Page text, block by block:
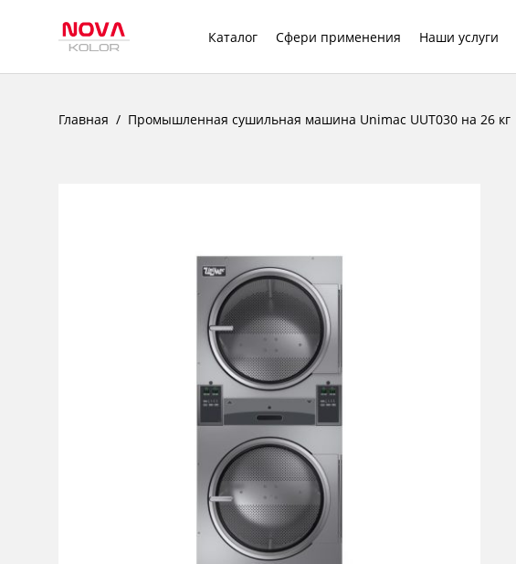
Каталог Сфери применения Наши услуги
Главная Промышленная сушильная машина Unimac UUT030 на 26 кг